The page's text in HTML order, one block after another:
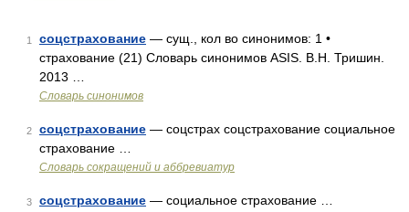
1 соцстрахование — сущ., кол во синонимов: 1 •
страхование (21) Словарь синонимов ASIS. В.Н. Тришин.
2013 …
Словарь синонимов
2 соцстрахование — соцстрах соцстрахование социальное
страхование …
Словарь сокращений и аббревиатур
3 соцстрахование — социальное страхование …